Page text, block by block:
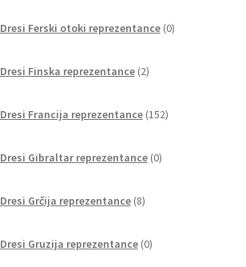
Dresi Ferski otoki reprezentance 0izdelkov
Dresi Finska reprezentance 2izdelka
Dresi Francija reprezentance 152izdelkov
Dresi Gibraltar reprezentance 0izdelkov
Dresi Grčija reprezentance 8izdelkov
Dresi Gruzija reprezentance 0izdelkov